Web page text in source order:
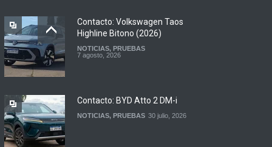
7 agosto, 2026
Argentina y Ecuador
Contacto: Volkswagen Taos
Highline Bitono (2026)
NOTICIAS, PRUEBAS
7 agosto, 2026
Contacto: BYD Atto 2 DM-i
NOTICIAS, PRUEBAS 30 julio, 2026